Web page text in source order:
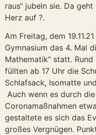
raus“ jubeln sie. Da
Herz auf ?.
Am Freitag, dem
Gymnasium das 4. Mal
Mathematik“ statt.
füllten ab 17 Uhr die
Schlafsack, Isomatte
Auch wenn es durch
Coronamaßnahmen
gestaltete es sich das
großes Vergnügen.